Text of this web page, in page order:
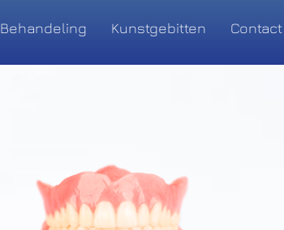
Behandeling Kunstgebitten Contact